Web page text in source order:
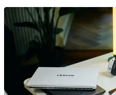
резервы
объем памяти вызывает
перспективности данной
видеокарту PNY GeForce RTX
производительности,
приложениях и покажем, в
стороны — и где она